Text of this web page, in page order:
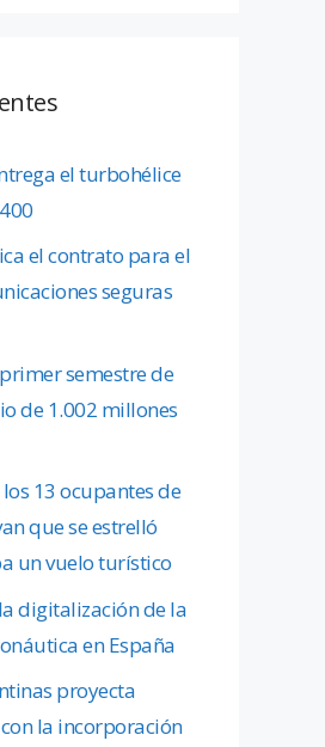
el turbohélice
el contrato para el
seguras
semestre de
de 1.002 millones
13 ocupantes de
que se estrelló
un vuelo turístico
digitalización de la
en España
proyecta
la incorporación